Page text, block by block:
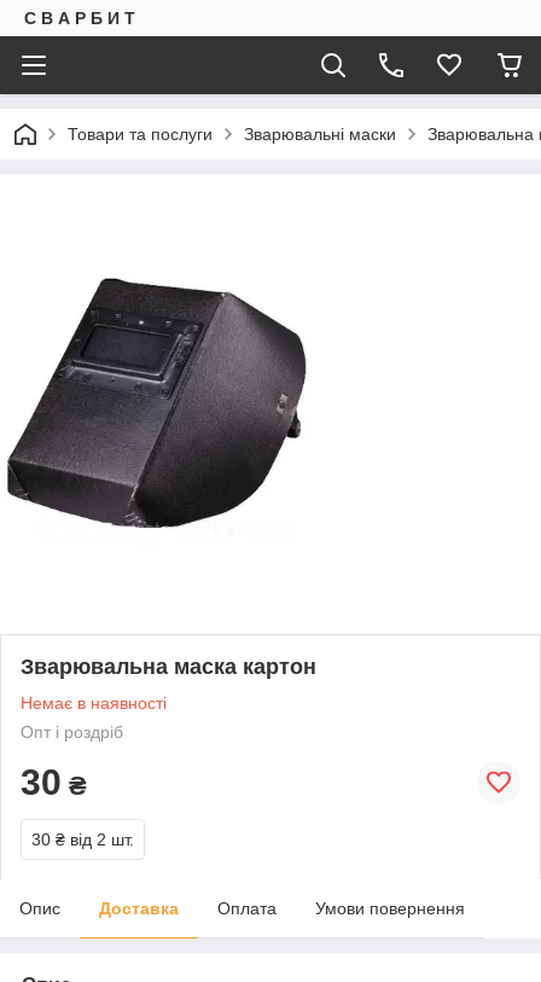
С В А Р Б И Т
Товари та послуги Зварювальні маски Зварювальна
Зварювальна маска картон
Немає в наявності
Опт і роздріб
30 ₴
30 ₴ від 2 шт.
Опис Доставка Оплата Умови повернення